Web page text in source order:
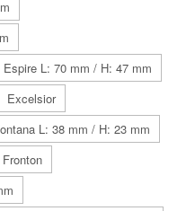
Espire L: 70 mm / H: 47 mm
Excelsior
L: 38 mm / H: 23 mm
Fronton